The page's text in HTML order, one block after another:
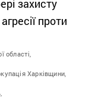
захисту
проти
області,
Харківщини,